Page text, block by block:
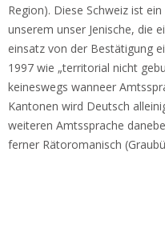
Region). Diese Schweiz ist
unserem unser Jenische, die
einsatz von der Bestätigung
1997 wie „territorial nicht
keineswegs wanneer
Kantonen wird Deutsch
weiteren Amtssprache
ferner Rätoromanisch